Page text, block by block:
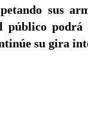
sus
público podrá
su gira